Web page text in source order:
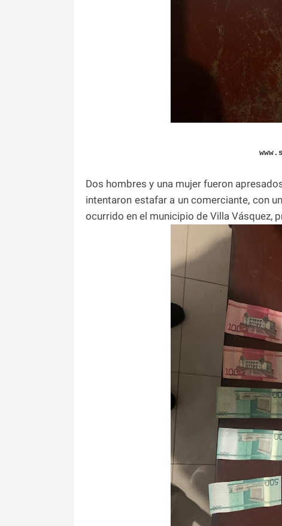
Dos hombres y una mujer fueron
intentaron estafar a un comerciante, con
ocurrido en el municipio de Villa Vásquez,